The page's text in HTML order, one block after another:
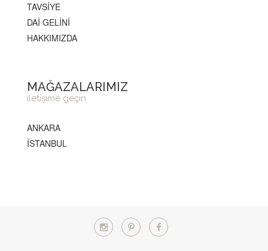
TAVSİYE
DAİ GELİNİ
HAKKIMIZDA
MAĞAZALARIMIZ
iletişime geçin
ANKARA
İSTANBUL